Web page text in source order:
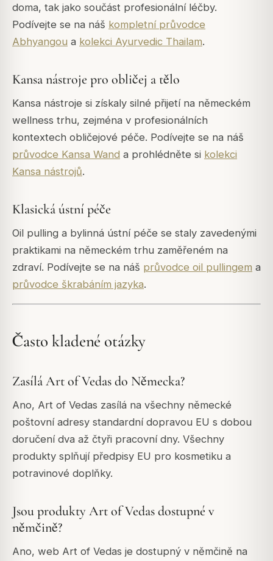
doma, tak jako součást profesionální léčby.
Podívejte se na náš kompletní průvodce
Abhyangou a kolekci Ayurvedic Thailam.
Kansa nástroje pro obličej a tělo
Kansa nástroje si získaly silné přijetí na německém
wellness trhu, zejména v profesionálních
kontextech obličejové péče. Podívejte se na náš
průvodce Kansa Wand a prohlédněte si kolekci
Kansa nástrojů.
Klasická ústní péče
Oil pulling a bylinná ústní péče se staly zavedenými
praktikami na německém trhu zaměřeném na
zdraví. Podívejte se na náš průvodce oil pullingem a
průvodce škrabáním jazyka.
Často kladené otázky
Zasílá Art of Vedas do Německa?
Ano, Art of Vedas zasílá na všechny německé
poštovní adresy standardní dopravou EU s dobou
doručení dva až čtyři pracovní dny. Všechny
produkty splňují předpisy EU pro kosmetiku a
potravinové doplňky.
Jsou produkty Art of Vedas dostupné v
němčině?
Ano, web Art of Vedas je dostupný v němčině na